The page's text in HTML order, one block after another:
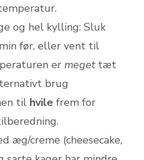
og hel kylling: Sluk
før, eller vent til
er megettæt
brug
til hvile frem for
æg/creme (cheesecake,